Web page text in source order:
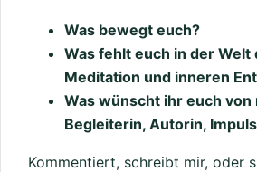
Was bewegt euch?
Was fehlt euch in der Welt
Meditation und inneren
Was wünscht ihr euch von
Begleiterin, Autorin,
Kommentiert, schreibt mir, oder